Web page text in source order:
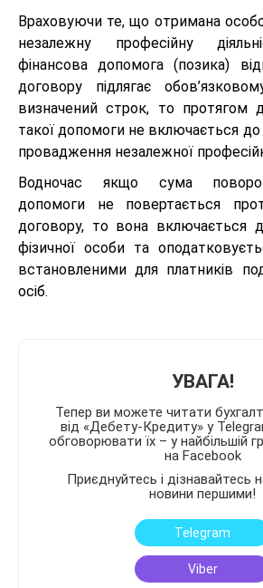
Враховуючи те, що отримана
незалежну професійну
фінансова допомога (позика)
договору підлягає
визначений строк, то протягом
такої допомоги не включається до
провадження незалежної
Водночас якщо сума
допомоги не повертається
договору, то вона включається
фізичної особи та
встановленими для платників
осіб.
УВАГА!
Тепер ви можете читати
від «Дебету-Кредиту» у
обговорювати їх – у найбільшій
на Facebook
Приєднуйтесь і дізнавайтесь
новини першими!
Telegram
Viber